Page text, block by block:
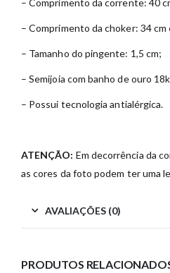
– Comprimento da corrente: 40
– Comprimento da choker: 34
– Tamanho do pingente: 1,5 cm;
– Semijoia com banho de ouro
– Possui tecnologia antialérgica.
ATENÇÃO: Em decorrência da
as cores da foto podem ter uma
AVALIAÇÕES (0)
PRODUTOS